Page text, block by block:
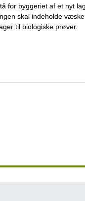
for byggeriet af et nyt
skal indeholde
til biologiske prøver.